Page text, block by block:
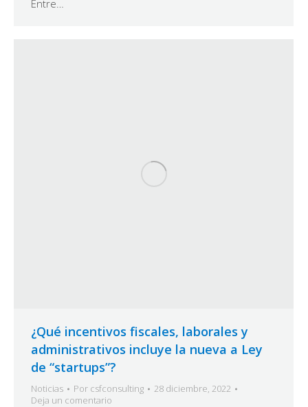
Entre…
¿Qué incentivos fiscales, laborales y
administrativos incluye la nueva a Ley
de “startups”?
Noticias Por csfconsulting
28 diciembre, 2022
Deja un comentario